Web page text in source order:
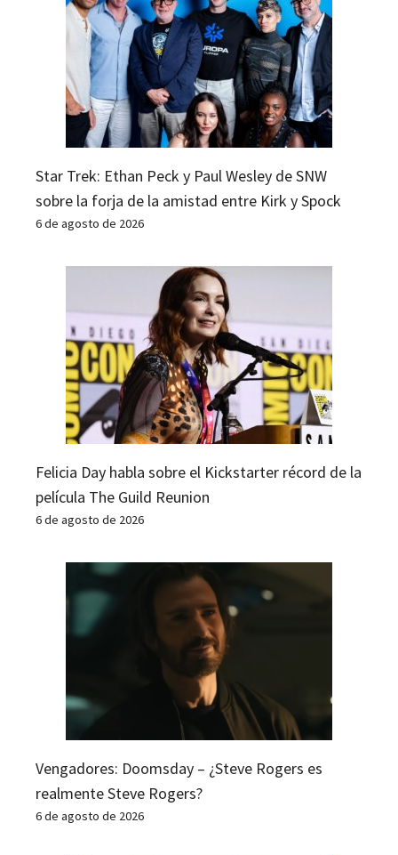
Star Trek: Ethan Peck y Paul Wesley de SNW
sobre la forja de la amistad entre Kirk y Spock
6 de agosto de 2026
Felicia Day habla sobre el Kickstarter récord de la
película The Guild Reunion
6 de agosto de 2026
Vengadores: Doomsday – ¿Steve Rogers es
realmente Steve Rogers?
6 de agosto de 2026